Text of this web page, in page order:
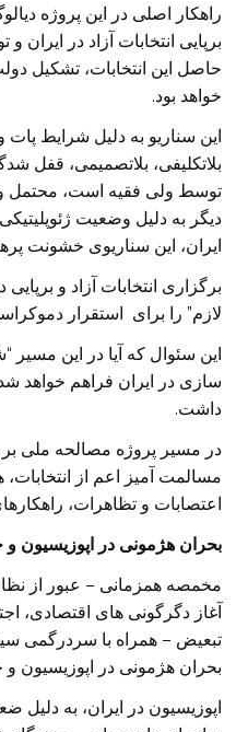
راهکار اصلی در این پروژه
برپایی انتخابات آزاد در
حاصل این انتخابات، تشکیل
خواهد بود.
این سناریو به دلیل شرایط
بلاتکلیفی، بلاتصمیمی، قفل
توسط ولی فقیه است،
دیگر به دلیل وضعیت
ایران، این سناریوی خشونت
برگزاری انتخابات آزاد و
لازم” را برای استقرار
این سئوال که آیا در این
سازی در ایران فراهم خواهد
داشت.
در مسیر پروژه مصالحه ملی بر
مسالمت آمیز اعم از
اعتصابات و تظاهرات،
بحران هژمونی در اپوزیسیون و
مخمصه همزمانی – عبور از
آغاز دگرگونی های اقتصادی،
تبعیض – همراه با سردرگمی
بحران هژمونی در اپوزیسیون
اپوزیسیون در ایران، به دلیل